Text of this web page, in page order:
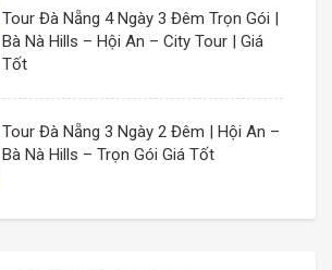
Tour Đà Nẵng 4 Ngày 3 Đêm Trọn Gói |
Bà Nà Hills – Hội An – City Tour | Giá
Tốt
Tour Đà Nẵng 3 Ngày 2 Đêm | Hội An –
Bà Nà Hills – Trọn Gói Giá Tốt